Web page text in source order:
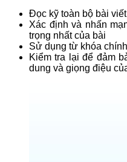
Đọc kỹ toàn bộ bài
Xác định và nhấn
trọng nhất của bài
Sử dụng từ khóa
Kiểm tra lại để đảm
dung và giọng điệu